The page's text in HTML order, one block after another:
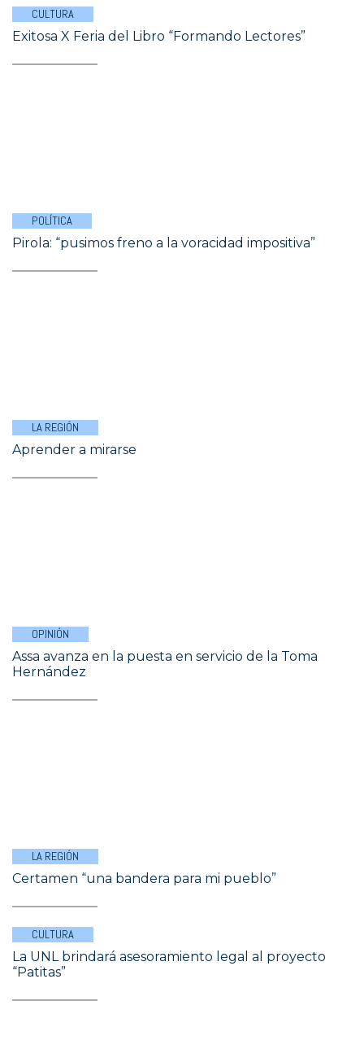
CULTURA
Exitosa X Feria del Libro “Formando Lectores”
POLÍTICA
Pirola: “pusimos freno a la voracidad impositiva”
LA REGIÓN
Aprender a mirarse
OPINIÓN
Assa avanza en la puesta en servicio de la Toma
Hernández
LA REGIÓN
Certamen “una bandera para mi pueblo”
CULTURA
La UNL brindará asesoramiento legal al proyecto
“Patitas”